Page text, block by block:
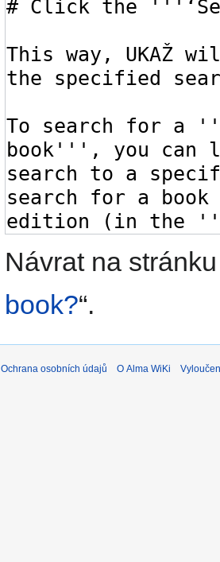
Návrat na stránku
book?“.
Ochrana osobních údajů O Alma WiKi